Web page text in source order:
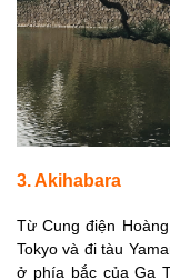
3. Akihabara
Từ Cung điện
Tokyo và đi tàu
ở phía bắc của Ga